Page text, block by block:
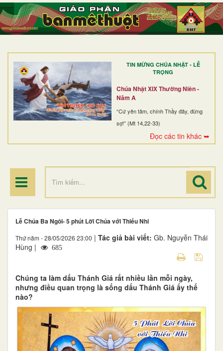
TIN MỪNG CHÚA NHẬT - LỄ
TRỌNG
Chúa Nhật XIX Thường Niên -
Năm A
“Cứ yên tâm, chính Thầy đây, đừng
sợ!” (Mt 14,22-33)
Đọc các tin khác ➥
TRANG NHẤT
GIỚI THIỆU
DÒNG TU
BAN MỤC VỤ
ĐOÀN THỂ CG
ĐIỂM HÀNH HƯƠNG
Lễ Chúa Ba Ngôi- 5 phút Lời Chúa với Thiếu Nhi
Thứ năm - 28/05/2026 23:00 | Tác giả bài viết: Gb. Nguyễn Thái
Hùng |
685
Chúng ta làm dấu Thánh Giá rất nhiều lần mỗi ngày,
nhưng điều quan trọng là sống dấu Thánh Giá ấy thế
nào?